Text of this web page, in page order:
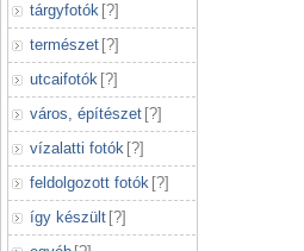
tárgyfotók [?]
természet [?]
utcaifotók [?]
város, építészet [?]
vízalatti fotók [?]
feldolgozott fotók [?]
így készült [?]